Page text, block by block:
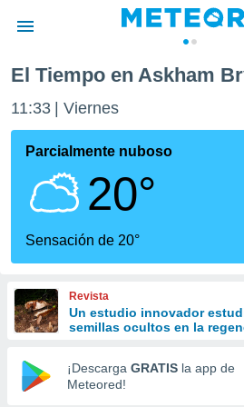
de
por
se
calidad.
a este
las
y
forma
digital
basada
El Tiempo en Askham
11:33 Viernes
Parcialmente nuboso
20°
Sensación de 20°
Revista
Un estudio innovador
semillas ocultos en la
¡Descarga GRATIS la app de
Meteored!